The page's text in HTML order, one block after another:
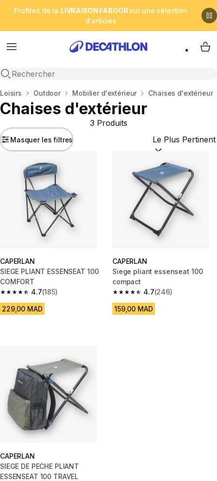
Profitez de la LIVRAISON FABOOR sur une sélection
d'articles
Menu
Open search
My
Accueil
Loisirs Outdoor Mobilier d'extérieur Chaises d'extérieur
Chaises d'extérieur
Masquer les filtres
3 Produits
Trier par :
CAPERLAN
SIEGE PLIANT ESSENSEAT 100
COMFORT
4.7
4.7 out of 5 stars from 185 reviews
(185)
229,00 MAD
CAPERLAN
Siege pliant essenseat 100
compact
4.7
4.7 out of 5 stars from 246
(246)
159,00 MAD
CAPERLAN
SIEGE DE PECHE PLIANT
ESSENSEAT 100 TRAVEL